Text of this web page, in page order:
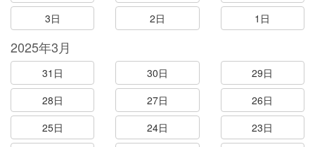
3日
2日 1日
2025年3月
31日 30日
29日
28日
27日
26日
25日
24日
23日